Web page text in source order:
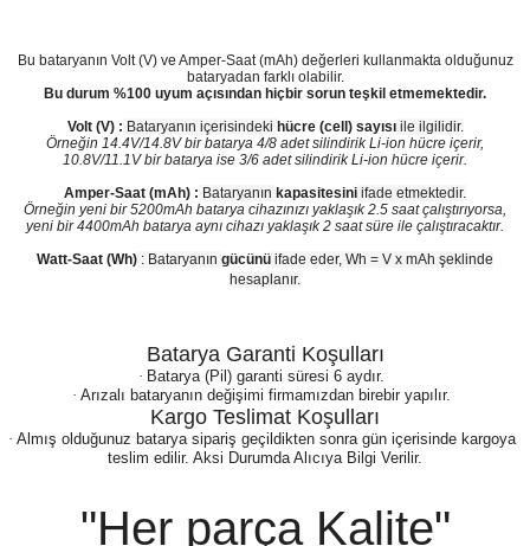
Bu bataryanın Volt (V) ve Amper-Saat (mAh) değerleri kullanmakta olduğunuz
bataryadan farklı olabilir.
Bu durum %100 uyum açısından hiçbir sorun teşkil etmemektedir.
Volt (V) : Bataryanın içerisindeki hücre (cell) sayısıile ilgilidir.
Örneğin 14.4V/14.8V bir batarya 4/8 adet silindirik Li-ion hücre içerir,
10.8V/11.1V bir batarya ise 3/6 adet silindirik Li-ion hücre içerir.
Amper-Saat (mAh) : Bataryanın kapasitesini ifade etmektedir.
Örneğin yeni bir 5200mAh batarya cihazınızı yaklaşık 2.5 saat çalıştırıyorsa,
yeni bir 4400mAh batarya aynı cihazı yaklaşık 2 saat süre ile çalıştıracaktır.
Watt-Saat (Wh) : Bataryanın gücünü ifade eder, Wh = V x mAh şeklinde
hesaplanır.
Batarya Garanti Koşulları
· Batarya (Pil) garanti süresi 6 aydır.
· Arızalı bataryanın değişimi firmamızdan birebir yapılır.
Kargo Teslimat Koşulları
Almış olduğunuz batarya sipariş geçildikten sonra gün içerisinde kargoya
teslim edilir. Aksi Durumda Alıcıya Bilgi Verilir.
"Her parça Kalite"